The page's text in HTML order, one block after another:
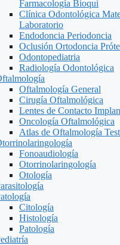
Farmacología Bioqui
Clínica Odontológica
Laboratorio
Endodoncia Periodoncia
Oclusión Ortodoncia
Odontopediatria
Radiología Odontológica
Oftalmología General
Cirugía Oftalmológica
Lentes de Contacto
Oncología Oftalmológica
Atlas de Oftalmología Test
Fonoaudiología
Otorrinolaringología
Otología
Citología
Histología
Patología